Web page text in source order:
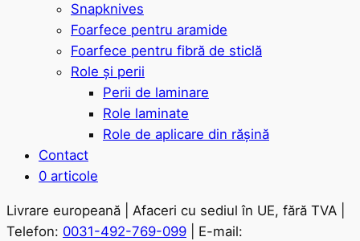
Snapknives
Foarfece pentru aramide
Foarfece pentru fibră de sticlă
Role și perii
Perii de laminare
Role laminate
Role de aplicare din rășină
Contact
0 articole
Livrare europeană | Afaceri cu sediul în UE, fără TVA |
Telefon: 0031-492-769-099 | E-mail: